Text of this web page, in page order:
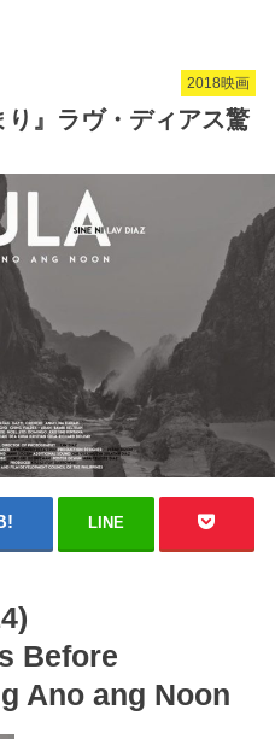
2018映画
り』ラヴ・ディアス驚
LINE
Before
Ano ang Noon